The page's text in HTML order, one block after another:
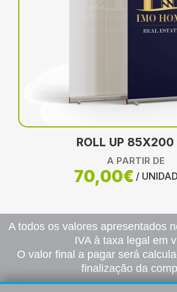
ROLL UP 85X200
A PARTIR DE
70,00€ /
A todos os valores apresentados
IVA à taxa legal em
O valor final a pagar será
finalização da